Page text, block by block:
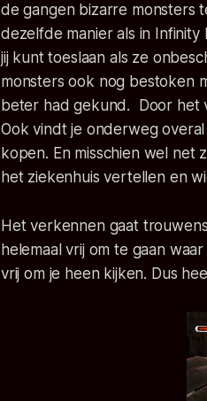
de gangen bizarre monsters
dezelfde manier als in
jij kunt toeslaan als ze
monsters ook nog bestoken
beter had gekund. Door het
Ook vindt je onderweg
kopen. En misschien wel net
het ziekenhuis vertellen en
Het verkennen gaat
helemaal vrij om te gaan
vrij om je heen kijken. Dus